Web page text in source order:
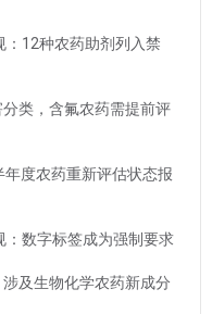
：12种农药助剂列入禁
类，含氟农药需提前评
度农药重新评估状态报
：数字标签成为强制要求
及生物化学农药新成分